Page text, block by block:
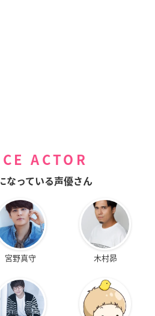
ACTOR
なっている声優さん
宮野真守 木村昴